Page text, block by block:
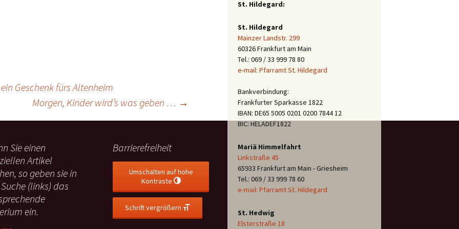
Geschenk fürs Altenheim
Morgen, Kinder wird’s was geben … →
St. Hildegard:
St. Hildegard
Mainzer Landstr. 299
60326 Frankfurt am Main
Tel.: 069 / 33 999 78 80
e-mail: Pfarramt St. Hildegard
Bankverbindung:
Frankfurter Sparkasse 1822
IBAN: DE65 5005 0201 0200 7844 12
BIC: HELADEF1822
Mariä Himmelfahrt
Linkstraße 45
65933 Frankfurt am Main - Griesheim
Tel.: 069 / 33 999 78 60
e-mail: Pfarramt St. Hildegard
St. Hedwig
Elsterstraße 18
Sie einen
Artikel
so geben sie in
(links) das
ein.
Barrierefreiheit
Umschalten auf hohe
Kontraste
Schrift vergrößern